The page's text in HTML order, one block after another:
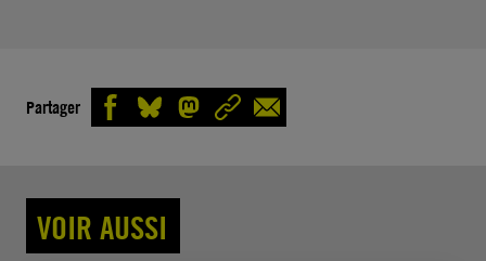
Partager
VOIR AUSSI